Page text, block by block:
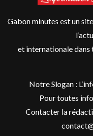
Gabon minutes est un
et internationale dans
Notre Slogan :
Pour toutes
Contacter la